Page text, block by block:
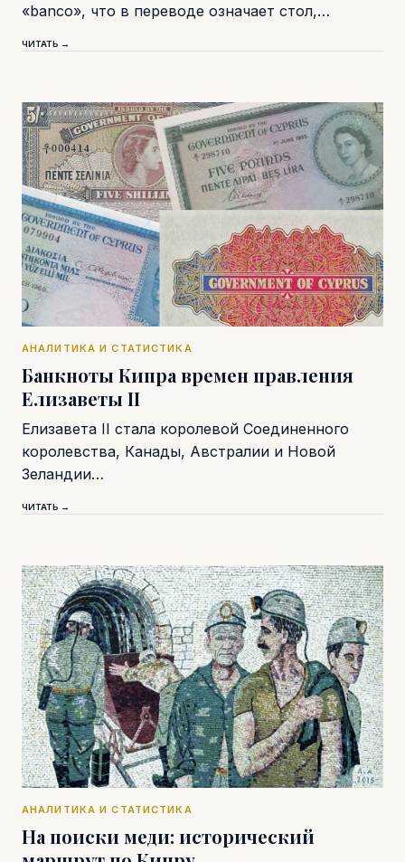
«banco», что в переводе означает стол,…
ЧИТАТЬ →
АНАЛИТИКА И СТАТИСТИКА
Банкноты Кипра времен правления
Елизаветы II
Елизавета II стала королевой Соединенного
королевства, Канады, Австралии и Новой
Зеландии…
ЧИТАТЬ →
АНАЛИТИКА И СТАТИСТИКА
На поиски меди: исторический